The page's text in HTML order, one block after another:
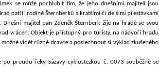
se může pochlubit tím, že jeho dnešními majiteli jsou
patřil rodině Šternberků s kratšími či delšími přestávkami
majitel pan Zdeněk Šternberk žije na hradě se svou
vrácen. Objekt je přístupný pro turisty, na nádvoří hradu
vidět různé dravce a poslechnout si výklad zkušeného
po proudu řeky Sázavy cyklostezkou č. 0073 souběžně se